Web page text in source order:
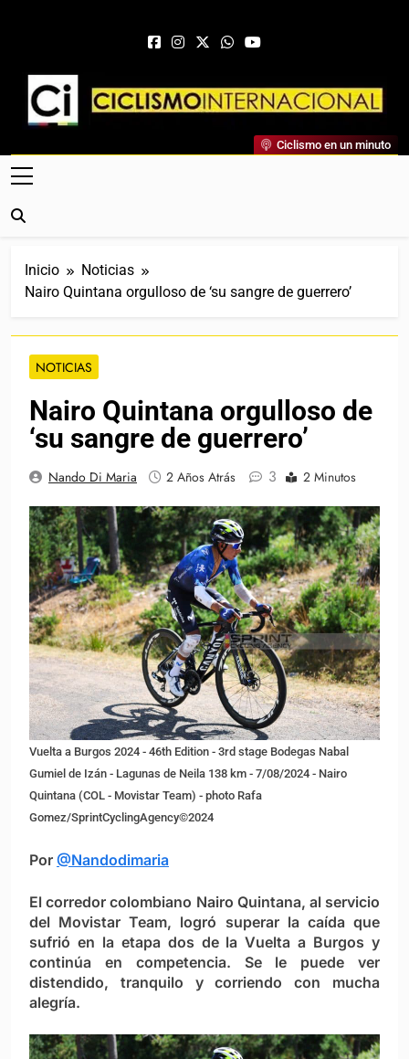
Ciclismo Internacional
Web Dedicada Al Ciclismo Mundial. Entrevistas, Análisis,
Crónicas, Previas Y Más. La Web Ciclista De Referencia.
Ciclismo en un minuto
Inicio
Noticias
Nairo Quintana orgulloso de ‘su sangre de guerrero’
NOTICIAS
Nairo Quintana orgulloso de
‘su sangre de guerrero’
Nando Di Maria 2 Años Atrás 3 2 Minutos
Vuelta a Burgos 2024 - 46th Edition - 3rd stage Bodegas Nabal
Gumiel de Izán - Lagunas de Neila 138 km - 7/08/2024 - Nairo
Quintana (COL - Movistar Team) - photo Rafa
Gomez/SprintCyclingAgency©2024
Por @Nandodimaria
El corredor colombiano Nairo Quintana, al servicio
del Movistar Team, logró superar la caída que
sufrió en la etapa dos de la Vuelta a Burgos y
continúa en competencia. Se le puede ver
distendido, tranquilo y corriendo con mucha
alegría.